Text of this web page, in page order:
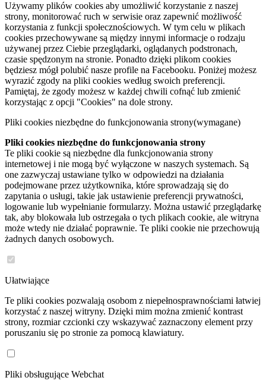
Używamy plików cookies aby umożliwić korzystanie z naszej
strony, monitorować ruch w serwisie oraz zapewnić możliwość
korzystania z funkcji społecznościowych. W tym celu w plikach
cookies przechowywane są między innymi informacje o rodzaju
używanej przez Ciebie przeglądarki, oglądanych podstronach,
czasie spędzonym na stronie. Ponadto dzięki plikom cookies
będziesz mógł polubić nasze profile na Facebooku. Poniżej możesz
wyrazić zgody na pliki cookies według swoich preferencji.
Pamiętaj, że zgody możesz w każdej chwili cofnąć lub zmienić
korzystając z opcji "Cookies" na dole strony.
Pliki cookies niezbędne do funkcjonowania strony(wymagane)
Pliki cookies niezbędne do funkcjonowania strony
Te pliki cookie są niezbędne dla funkcjonowania strony
internetowej i nie mogą być wyłączone w naszych systemach. Są
one zazwyczaj ustawiane tylko w odpowiedzi na działania
podejmowane przez użytkownika, które sprowadzają się do
zapytania o usługi, takie jak ustawienie preferencji prywatności,
logowanie lub wypełnianie formularzy. Można ustawić przeglądarkę
tak, aby blokowała lub ostrzegała o tych plikach cookie, ale witryna
może wtedy nie działać poprawnie. Te pliki cookie nie przechowują
żadnych danych osobowych.
Ułatwiające
Te pliki cookies pozwalają osobom z niepełnosprawnościami łatwiej
korzystać z naszej witryny. Dzięki mim można zmienić kontrast
strony, rozmiar czcionki czy wskazywać zaznaczony element przy
poruszaniu się po stronie za pomocą klawiatury.
Pliki obsługujące Webchat